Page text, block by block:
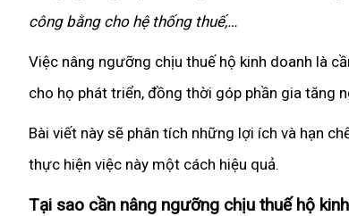
công bằng cho hệ thống thuế,…
Việc nâng ngưỡng chịu thuế hộ kinh doanh là
cho họ phát triển, đồng thời góp phần gia tăng
Bài viết này sẽ phân tích những lợi ích và hạn
thực hiện việc này một cách hiệu quả.
Tại sao cần nâng ngưỡng chịu thuế hộ